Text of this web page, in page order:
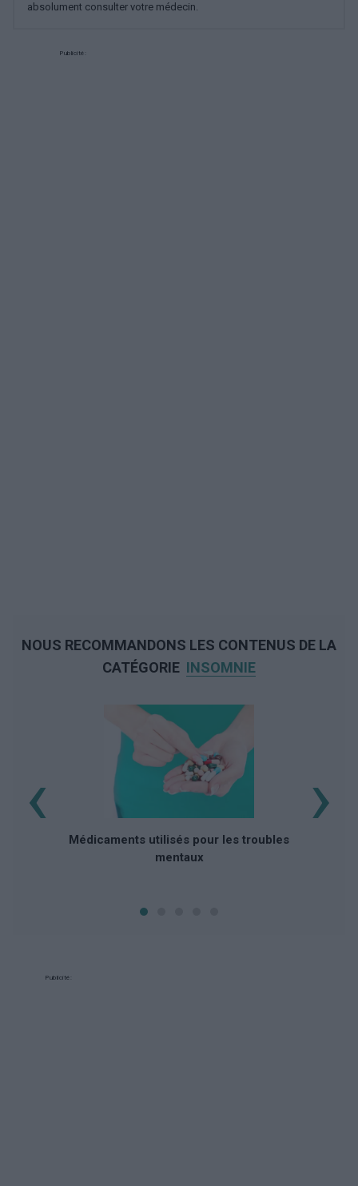
absolument consulter votre médecin.
Publicité:
NOUS RECOMMANDONS LES CONTENUS DE LA
CATÉGORIE INSOMNIE
Médicaments utilisés pour les troubles
mentaux
‹ ›
Publicité: